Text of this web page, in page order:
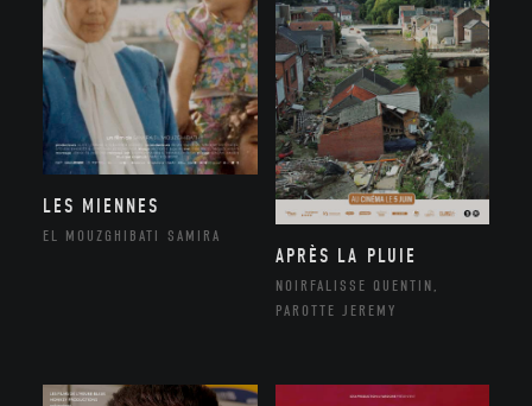
LES MIENNES
EL MOUZGHIBATI SAMIRA
APRÈS LA PLUIE
NOIRFALISSE QUENTIN,
PAROTTE JEREMY